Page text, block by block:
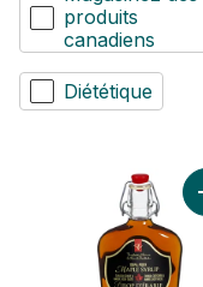
produits
canadiens
Diététique